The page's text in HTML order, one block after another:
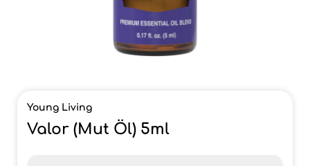
Young Living
Valor (Mut Öl) 5ml